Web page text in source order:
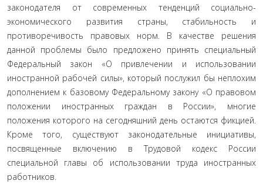
законодателя от современных тенденций социально-
экономического развития страны, ста­бильность и
противоречивость правовых норм. В качестве решения
данной проблемы было предло­жено принять специальный
Федеральный закон «О привлечении и использовании
иностранной рабочей силы», который послужил бы неплохим
дополне­нием к базовому Федеральному закону «О правовом
положении иностранных граждан в России», многие
положения которого на сегодняшний день остаются фикцией.
Кроме того, существуют законодательные инициативы,
посвященные включению в Трудовой кодекс России
специальной главы об использовании труда иностранных
работников.